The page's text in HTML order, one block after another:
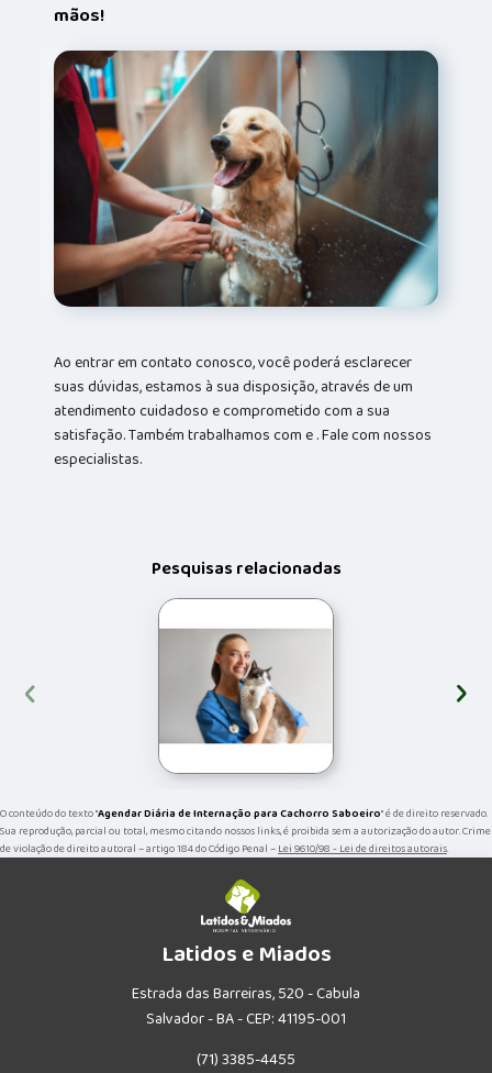
mãos!
Ao entrar em contato conosco, você poderá esclarecer
suas dúvidas, estamos à sua disposição, através de um
atendimento cuidadoso e comprometido com a sua
satisfação. Também trabalhamos com e . Fale com nossos
especialistas.
Pesquisas relacionadas
‹ ›
O conteúdo do texto "Agendar Diária de Internação para Cachorro Saboeiro" é de direito reservado.
Sua reprodução, parcial ou total, mesmo citando nossos links, é proibida sem a autorização do autor. Crime
de violação de direito autoral – artigo 184 do Código Penal –Lei 9610/98 - Lei de direitos autorais.
Latidos e Miados
Estrada das Barreiras, 520 - Cabula
Salvador - BA - CEP: 41195-001
(71) 3385-4455